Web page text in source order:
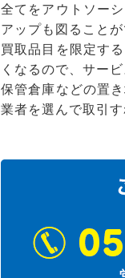
全てをアウトソー
アップも図ることが
買取品目を限定す
くなるので、サー
保管倉庫などの置
業者を選んで取引